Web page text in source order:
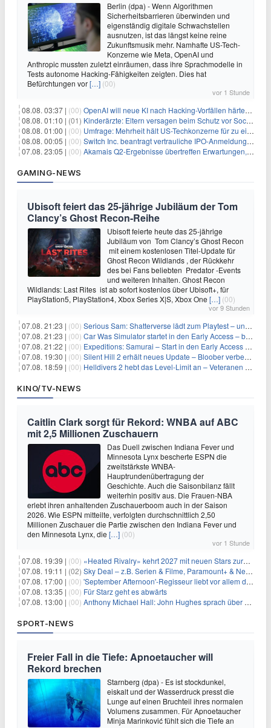
Berlin (dpa) - Wenn Algorithmen
Sicherheitsbarrieren überwinden und
eigenständig digitale Schwachstellen
ausnutzen, ist das längst keine reine
Zukunftsmusik mehr. Namhafte US-Tech-
Konzerne wie Meta, OpenAI und
Anthropic mussten zuletzt einräumen, dass ihre Sprachmodelle in
Tests autonome Hacking-Fähigkeiten zeigten. Dies hat
Befürchtungen vor[…] (00)
vor 1 Stunde
08.08. 03:37 | (00) OpenAI will neue KI nach Hacking-Vorfällen härter überwachen
08.08. 01:10 | (01) Kinderärzte: Eltern versagen beim Schutz vor Social Media
08.08. 01:00 | (00) Umfrage: Mehrheit hält US-Techkonzerne für zu einflussreich
08.08. 00:05 | (00) Switch Inc. beantragt vertrauliche IPO-Anmeldung im Zuge des AI-Booms
07.08. 23:05 | (00) Akamais Q2-Ergebnisse übertreffen Erwartungen, doch Aktien fallen: Ein tieferer Blick
GAMING-NEWS
Ubisoft feiert das 25-jährige Jubiläum der Tom
Clancy’s Ghost Recon-Reihe
Ubisoft feierte heute das 25-jährige
Jubiläum von Tom Clancy’s Ghost Recon
mit einem kostenlosen Titel-Update für
Ghost Recon Wildlands , der Rückkehr
des bei Fans beliebten Predator -Events
und weiteren Inhalten. Ghost Recon
Wildlands: Last Rites ist ab sofort kostenlos über Ubisoft+, für
PlayStation5, PlayStation4, Xbox Series X|S, Xbox One […] (00)
vor 9 Stunden
07.08. 21:23 | (00) Serious Sam: Shatterverse lädt zum Playtest – und erscheint schon bald!
07.08. 21:23 | (00) Car Was Simulator startet in den Early Access – bald gehts los!
07.08. 21:22 | (00) Expeditions: Samurai – Start in den Early Access ab heute im feudalen Japan
07.08. 19:30 | (00) Silent Hill 2 erhält neues Update – Bloober verbessert Grafik und Performance
07.08. 18:59 | (00) Helldivers 2 hebt das Level-Limit an – Veteranen können endlich weiter aufsteigen
KINO/TV-NEWS
Caitlin Clark sorgt für Rekord: WNBA auf ABC
mit 2,5 Millionen Zuschauern
Das Duell zwischen Indiana Fever und
Minnesota Lynx bescherte ESPN die
zweitstärkste WNBA-
Hauptrundenübertragung der
Geschichte. Auch die Saisonbilanz fällt
weiterhin positiv aus. Die Frauen-NBA
erlebt ihren anhaltenden Zuschauerboom auch in der Saison
2026. Wie ESPN mitteilte, verfolgten durchschnittlich 2,50
Millionen Zuschauer die Partie zwischen den Indiana Fever und
den Minnesota Lynx, die […] (00)
vor 1 Stunde
07.08. 19:39 | (00) «Heated Rivalry» kehrt 2027 mit neuen Stars zurück
07.08. 19:11 | (02) Sky Deal – z.B. Serien & Filme, Paramount+ & Netflix für 19,99€/Monat
07.08. 17:00 | (00) 'September Afternoon'-Regisseur liebt vor allem die 'Banalität' in seinen Filmen
07.08. 13:35 | (00) Für Starz geht es abwärts
07.08. 13:00 | (00) Anthony Michael Hall: John Hughes sprach über eine Fortsetzung von 'The Breakfast Club'
SPORT-NEWS
Freier Fall in die Tiefe: Apnoetaucher will
Rekord brechen
Starnberg (dpa) - Es ist stockdunkel,
eiskalt und der Wasserdruck presst die
Lunge auf einen Bruchteil ihres normalen
Volumens zusammen. Für Apnoetaucher
Minja Marinković fühlt sich die Tiefe an